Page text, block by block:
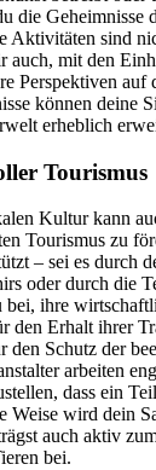
die Geheimnisse
Aktivitäten sind
auch, mit den
Perspektiven auf
können deine
erheblich
Tourismus
Kultur kann
Tourismus zu
– sei es durch
oder durch die
bei, ihre
den Erhalt ihrer
den Schutz der
arbeiten
dass ein
Weise wird dein
auch aktiv
bei.